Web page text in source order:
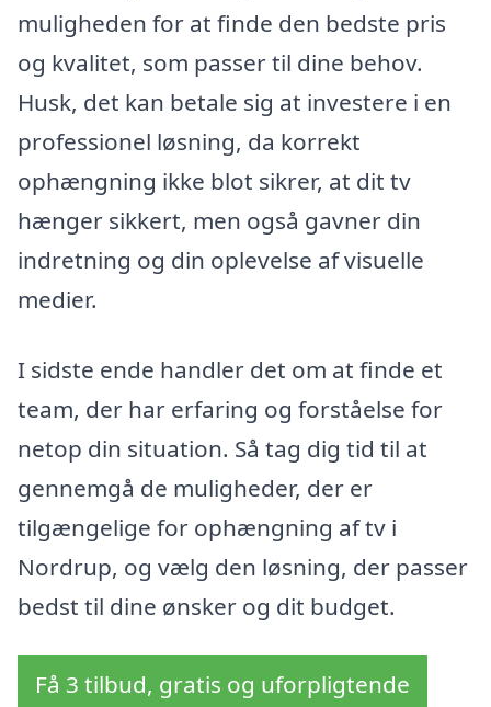
muligheden for at finde den bedste pris
og kvalitet, som passer til dine behov.
Husk, det kan betale sig at investere i en
professionel løsning, da korrekt
ophængning ikke blot sikrer, at dit tv
hænger sikkert, men også gavner din
indretning og din oplevelse af visuelle
medier.
I sidste ende handler det om at finde et
team, der har erfaring og forståelse for
netop din situation. Så tag dig tid til at
gennemgå de muligheder, der er
tilgængelige for ophængning af tv i
Nordrup, og vælg den løsning, der passer
bedst til dine ønsker og dit budget.
Få 3 tilbud, gratis og uforpligtende